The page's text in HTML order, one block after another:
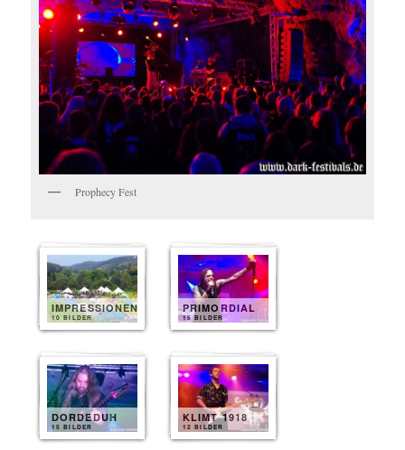
Prophecy Fest
IMPRESSIONEN
10 BILDER
PRIMORDIAL
15 BILDER
DORDEDUH
15 BILDER
KLIMT 1918
12 BILDER